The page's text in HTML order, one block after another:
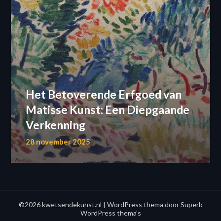
Het Betoverende Erfgoed van
Matisse Kunst: Een Diepgaande
Verkenning
28 november 2025
©2026 kwetsendekunst.nl | WordPress thema doorSuperb
WordPress thema's